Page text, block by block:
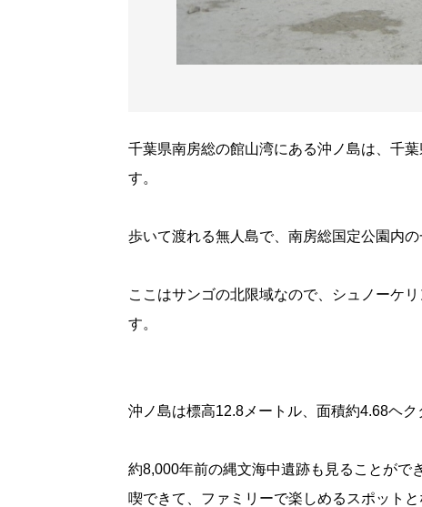
千葉県南房総の館山湾にある沖ノ島は、千
す。
歩いて渡れる無人島で、南房総国定公園内の
ここはサンゴの北限域なので、シュノーケ
す。
沖ノ島は標高12.8メートル、面積約4.68ヘ
約8,000年前の縄文海中遺跡も見ることがで
喫できて、ファミリーで楽しめるスポットと